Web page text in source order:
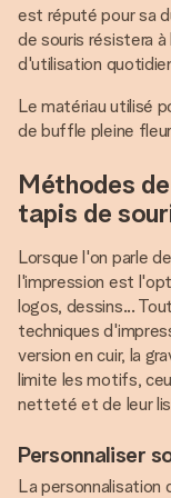
est réputé pour sa
de souris résistera
d'utilisation
Le matériau utilisé
de buffle pleine
Méthodes
tapis de
Lorsque l'on parle
l'impression est
logos, dessins...
techniques
version en cuir, la
limite les motifs,
netteté et de leur
Personnaliser
La personnalisation